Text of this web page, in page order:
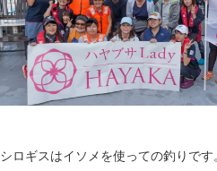
シロギスはイソメを使っての釣りです